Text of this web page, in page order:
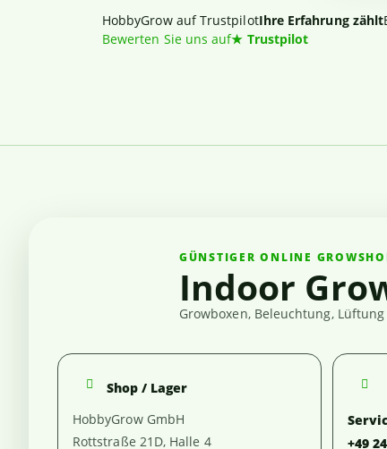
HobbyGrow auf TrustpilotIhre Erfahrung zählt
Bewerten Sie uns auf★ Trustpilot
GÜNSTIGER ONLINE
Indoor
Growboxen, Beleuchtung,
Shop / Lager
HobbyGrow GmbH
Rottstraße 21D, Halle 4
+49